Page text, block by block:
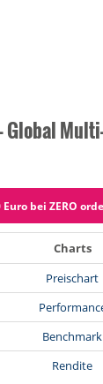
Global
bei ZERO
Charts
Preischart
Benchmark
Rendite